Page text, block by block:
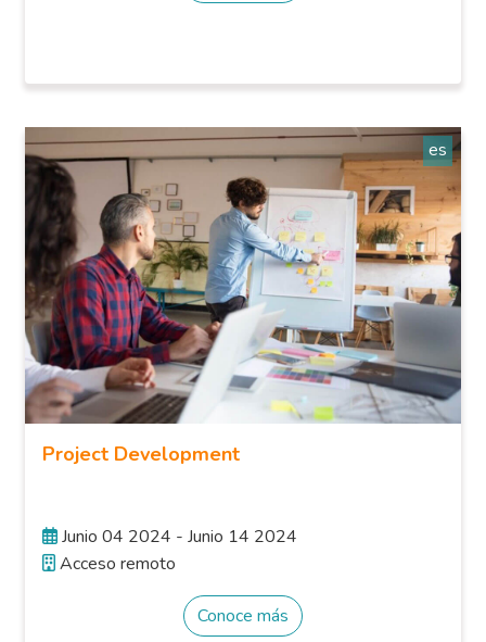
es
Project Development
Junio 04 2024 - Junio 14 2024
Acceso remoto
Conoce más